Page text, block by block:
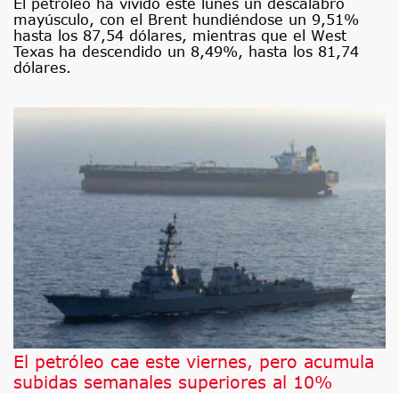
mayúsculo, con el Brent hundiéndose un 9,51%
hasta los 87,54 dólares, mientras que el West
Texas ha descendido un 8,49%, hasta los 81,74
dólares.
El petróleo cae este viernes, pero acumula
subidas semanales superiores al 10%